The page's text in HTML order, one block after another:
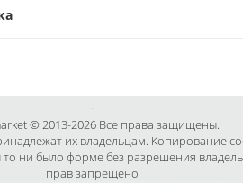
© 2013-2026 Все права защищены.
их владельцам. Копирование
то ни было форме без разрешения
прав запрещено